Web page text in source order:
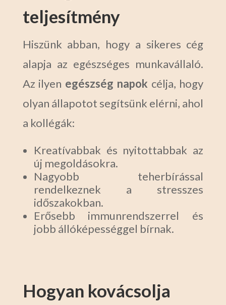
teljesítmény
Hiszünk abban, hogy a sikeres cég
alapja az egészséges munkavállaló.
Az ilyen egészség napok célja, hogy
olyan állapotot segítsünk elérni, ahol
a kollégák:
Kreatívabbak és nyitottabbak az
új megoldásokra.
Nagyobb teherbírással
rendelkeznek a stresszes
időszakokban.
Erősebb immunrendszerrel és
jobb állóképességgel bírnak.
Hogyan kovácsolja